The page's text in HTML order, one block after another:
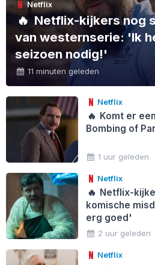
Netflix
🔥 Netflix-kijkers nog
van westernserie: 'Ik
seizoen nodig!'
11 minuten geleden
Netflix
🔥 Komt er
Bombing of
1 uur geleden
Netflix
🔥 Netflix-
komische
erg goed'
2 uur geleden
Netflix